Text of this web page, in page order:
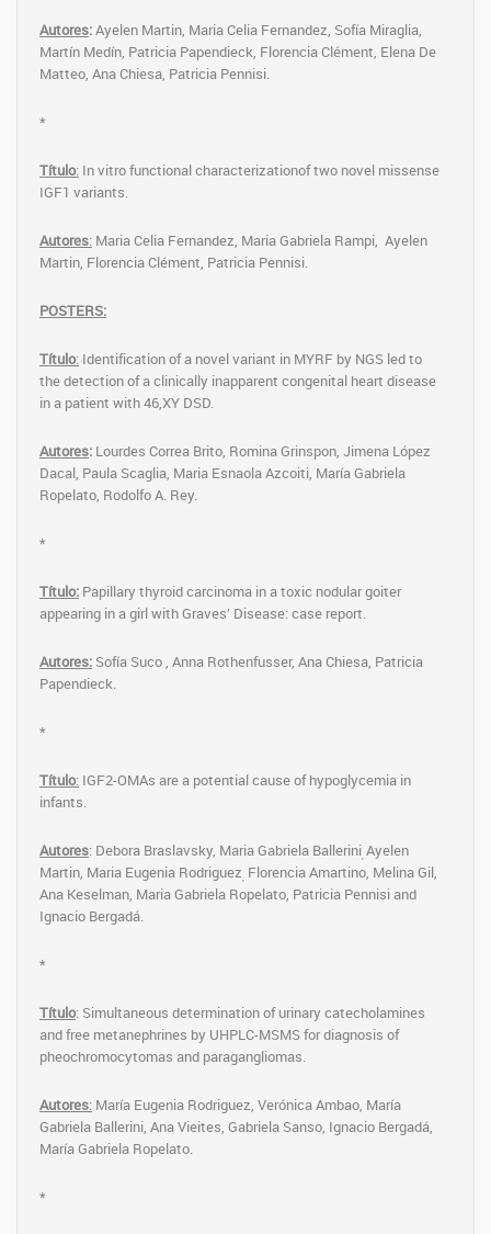
Autores:Ayelen Martin, Maria Celia Fernandez, Sofía Miraglia,
Martín Medín, Patricia Papendieck, Florencia Clément, Elena De
Matteo, Ana Chiesa, Patricia Pennisi.
*
Título: In vitro functional characterizationof two novel missense
IGF1 variants.
Autores: Maria Celia Fernandez, Maria Gabriela Rampi, Ayelen
Martin, Florencia Clément, Patricia Pennisi.
POSTERS:
Título: Identification of a novel variant in MYRF by NGS led to
the detection of a clinically inapparent congenital heart disease
in a patient with 46,XY DSD.
Autores: Lourdes Correa Brito, Romina Grinspon, Jimena López
Dacal, Paula Scaglia, Maria Esnaola Azcoiti, María Gabriela
Ropelato, Rodolfo A. Rey.
*
Título: Papillary thyroid carcinoma in a toxic nodular goiter
appearing in a girl with Graves’ Disease: case report.
Autores: Sofía Suco , Anna Rothenfusser, Ana Chiesa, Patricia
Papendieck.
*
Título: IGF2-OMAs are a potential cause of hypoglycemia in
infants.
Autores: Debora Braslavsky, Maria Gabriela Ballerini,Ayelen
Martin, Maria Eugenia Rodriguez, Florencia Amartino, Melina Gil,
Ana Keselman, Maria Gabriela Ropelato, Patricia Pennisi and
Ignacio Bergadá.
*
Título: Simultaneous determination of urinary catecholamines
and free metanephrines by UHPLC-MSMS for diagnosis of
pheochromocytomas and paragangliomas.
Autores: María Eugenia Rodriguez, Verónica Ambao, María
Gabriela Ballerini, Ana Vieites, Gabriela Sanso, Ignacio Bergadá,
María Gabriela Ropelato.
*